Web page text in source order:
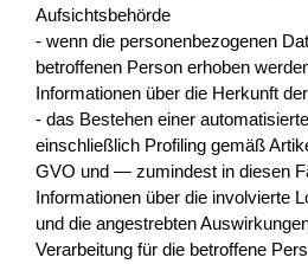
Aufsichtsbehörde
- wenn die personenbezogenen
betroffenen Person erhoben
Informationen über die Herkunft
- das Bestehen einer
einschließlich Profiling gemäß
GVO und — zumindest in diesen
Informationen über die involvierte
und die angestrebten
Verarbeitung für die betroffene